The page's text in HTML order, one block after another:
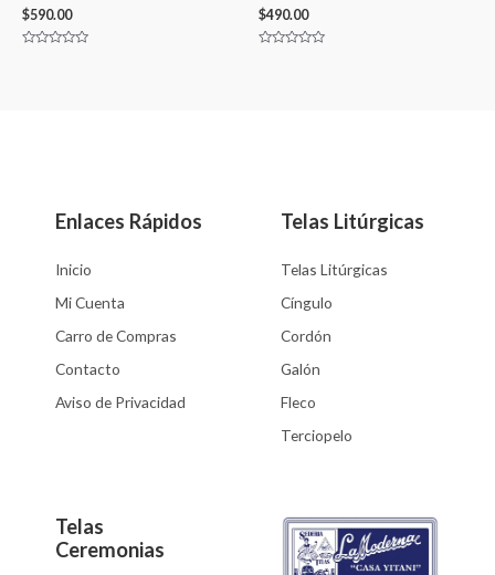
$590.00 $490.00
Enlaces Rápidos
Inicio
Mi Cuenta
Carro de Compras
Contacto
Aviso de Privacidad
Telas Litúrgicas
Telas Litúrgicas
Cíngulo
Cordón
Galón
Fleco
Terciopelo
Telas
Ceremonias